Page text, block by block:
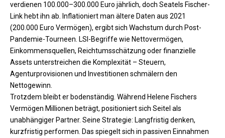
verdienen 100.000–300.000 Euro jährlich, doch Seatels Fischer-
Link hebt ihn ab. Inflationiert man ältere Daten aus 2021
(200.000 Euro Vermögen), ergibt sich Wachstum durch Post-
Pandemie-Tourneen. LSI-Begriffe wie Nettovermögen,
Einkommensquellen, Reichtumsschätzung oder finanzielle
Assets unterstreichen die Komplexität – Steuern,
Agenturprovisionen und Investitionen schmälern den
Nettogewinn.
Trotzdem bleibt er bodenständig. Während Helene Fischers
Vermögen Millionen beträgt, positioniert sich Seitel als
unabhängiger Partner. Seine Strategie: Langfristig denken,
kurzfristig performen. Das spiegelt sich in passiven Einnahmen